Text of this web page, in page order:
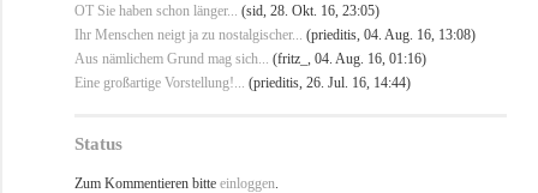
OT Sie haben schon länger... (sid, 28. Okt. 16, 23:05)
Ihr Menschen neigt ja zu nostalgischer... (prieditis, 04. Aug. 16, 13:08)
Aus nämlichem Grund mag sich... (fritz_, 04. Aug. 16, 01:16)
Eine großartige Vorstellung!... (prieditis, 26. Jul. 16, 14:44)
Status
Zum Kommentieren bitte einloggen.